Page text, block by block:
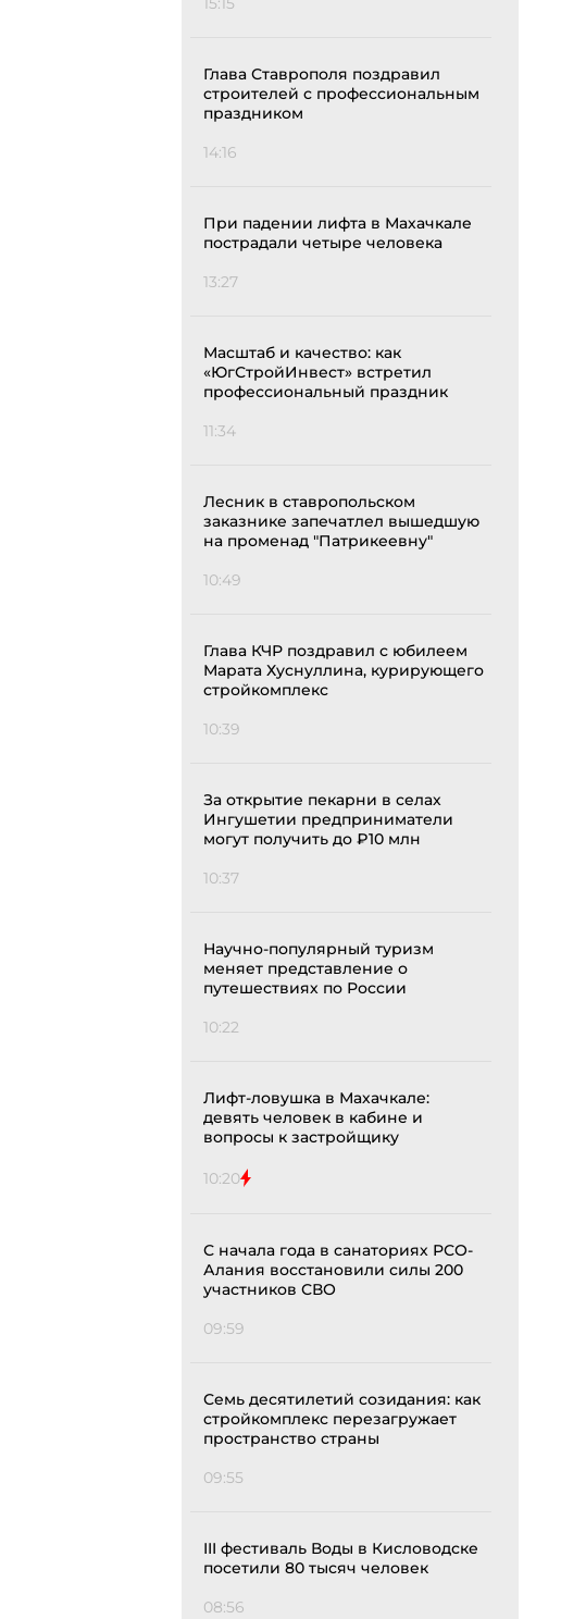
Глава Ставрополя поздравил
строителей с профессиональным
праздником
14:16
При падении лифта в Махачкале
пострадали четыре человека
13:27
Масштаб и качество: как
«ЮгСтройИнвест» встретил
профессиональный праздник
11:34
Лесник в ставропольском
заказнике запечатлел вышедшую
на променад "Патрикеевну"
10:49
Глава КЧР поздравил с юбилеем
Марата Хуснуллина, курирующего
стройкомплекс
10:39
За открытие пекарни в селах
Ингушетии предприниматели
могут получить до ₽10 млн
10:37
Научно-популярный туризм
меняет представление о
путешествиях по России
10:22
Лифт-ловушка в Махачкале:
девять человек в кабине и
вопросы к застройщику
10:20
С начала года в санаториях РСО-
Алания восстановили силы 200
участников СВО
09:59
Семь десятилетий созидания: как
стройкомплекс перезагружает
пространство страны
09:55
III фестиваль Воды в Кисловодске
посетили 80 тысяч человек
08:56